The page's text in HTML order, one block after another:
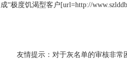
成“极度饥渴型客户[url=http://
友情提示：对于灰名单的审核非常困